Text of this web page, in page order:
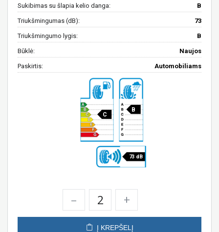
Sukibimas su šlapia kelio danga: B
Triukšmingumas (dB): 73
Triukšmingumo lygis: B
Būklė: Naujos
Paskirtis: Automobiliams
C
B
73 dB
– +
Į KREPŠELĮ